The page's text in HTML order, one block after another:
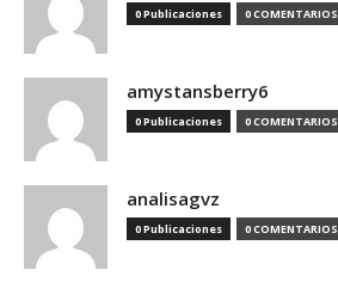
0 Publicaciones 0 COMENTARIOS
amystansberry6
0 Publicaciones 0 COMENTARIOS
analisagvz
0 Publicaciones 0 COMENTARIOS